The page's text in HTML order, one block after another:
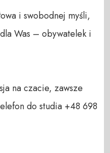
i swobodnej myśli,
Was – obywatelek i
na czacie, zawsze
do studia +48 698